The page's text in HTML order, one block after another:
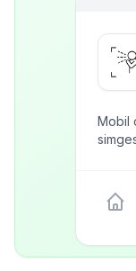
Mobil